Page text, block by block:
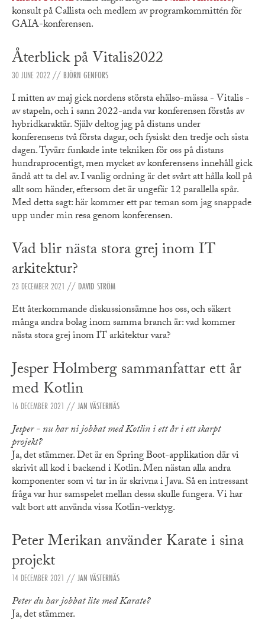
konsult på Callista och medlem av programkommittén för
GAIA-konferensen.
Återblick på Vitalis2022
30 JUNE 2022 // BJÖRN GENFORS
I mitten av maj gick nordens största ehälso-mässa - Vitalis -
av stapeln, och i sann 2022-anda var konferensen förstås av
hybridkaraktär. Själv deltog jag på distans under
konferensens två första dagar, och fysiskt den tredje och sista
dagen. Tyvärr funkade inte tekniken för oss på distans
hundraprocentigt, men mycket av konferensens innehåll gick
ändå att ta del av. I vanlig ordning är det svårt att hålla koll på
allt som händer, eftersom det är ungefär 12 parallella spår.
Med detta sagt: här kommer ett par teman som jag snappade
upp under min resa genom konferensen.
Vad blir nästa stora grej inom IT
arkitektur?
23 DECEMBER 2021 // DAVID STRÖM
Ett återkommande diskussionsämne hos oss, och säkert
många andra bolag inom samma branch är: vad kommer
nästa stora grej inom IT arkitektur vara?
Jesper Holmberg sammanfattar ett år
med Kotlin
16 DECEMBER 2021 //JAN VÄSTERNÄS
Jesper - nu har ni jobbat med Kotlin i ett år i ett skarpt
projekt?
Ja, det stämmer. Det är en Spring Boot-applikation där vi
skrivit all kod i backend i Kotlin. Men nästan alla andra
komponenter som vi tar in är skrivna i Java. Så en intressant
fråga var hur samspelet mellan dessa skulle fungera. Vi har
valt bort att använda vissa Kotlin-verktyg.
Peter Merikan använder Karate i sina
projekt
14 DECEMBER 2021 //JAN VÄSTERNÄS
Peter du har jobbat lite med Karate?
Ja, det stämmer.